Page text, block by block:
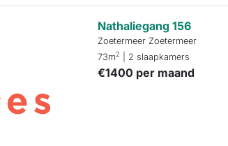
Nathaliegang 156
Zoetermeer Zoetermeer
73m2 | 2 slaapkamers
€1400 per maand